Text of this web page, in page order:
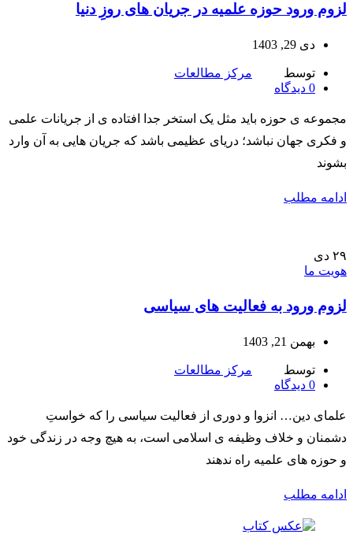
لزوم ورود حوزه علمیه در جریان های روزِ دنیا
دی 29, 1403
توسط
مرکز مطالعات
0 دیدگاه
مجموعه ی حوزه باید مثل یک استخر جدا افتاده ی از جریانات علمی
و فکری جهان نباشد؛ دریای عظیمی باشد که جریان هایی به آن وارد
بشوند
ادامه مطلب
۲۹ دی
هویت ما
لزوم ورود به فعالیت های سیاسی
بهمن 21, 1403
توسط
مرکز مطالعات
0 دیدگاه
علمای دین… انزوا و دوری از فعالیت سیاسی را که خواستِ
دشمنان و خلاف وظیفه ی اسلامی است، به هیچ وجه در زندگی خود
و حوزه های علمیه راه ندهند
ادامه مطلب